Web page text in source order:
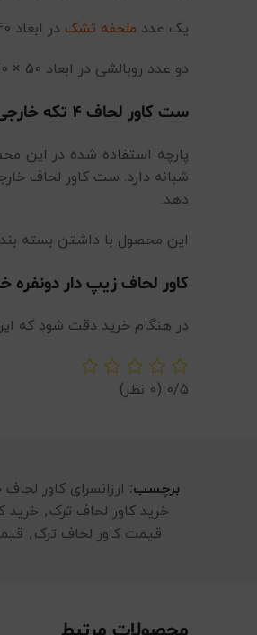
یک عدد ملحفه تشک در ابعاد 240 × 220 سانتی متر
دو عدد روبالشی در ابعاد 50 × 70 سانتی متر
ست کاور لحاف 4 تکه خارجی
پارچه استفاده شده در
شبانه دارد. ست کاور لحاف
دهد.
این محصول با داشتن بسته
کاور لحاف زیپ دار دونفره
در هنگام خرید دقت شود که
0/5 (0 نظر)
برچسب: ارزانسرای کاور
خرید کاور لحاف ترک, خرید
قیمت کاور لحاف ترک,